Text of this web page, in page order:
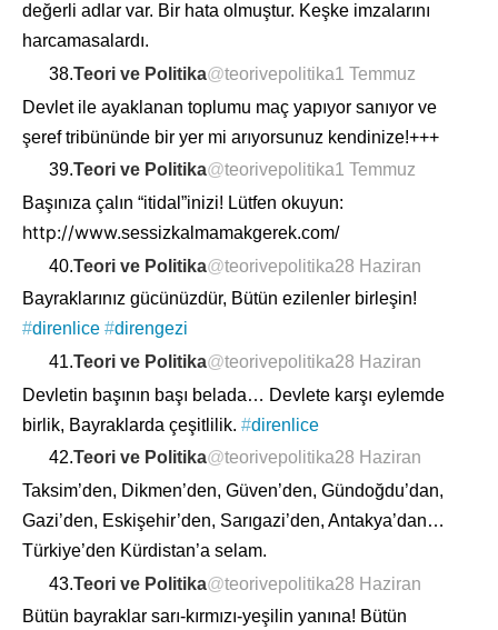
değerli adlar var. Bir hata olmuştur. Keşke imzalarını
harcamasalardı.
38.Teori ve Politika@teorivepolitika1 Temmuz
Devlet ile ayaklanan toplumu maç yapıyor sanıyor ve
şeref tribününde bir yer mi arıyorsunuz kendinize!+++
39.Teori ve Politika@teorivepolitika1 Temmuz
Başınıza çalın “itidal”inizi! Lütfen okuyun:
http://www.sessizkalmamakgerek.com/
40.Teori ve Politika@teorivepolitika28 Haziran
Bayraklarınız gücünüzdür, Bütün ezilenler birleşin!
#direnlice #direngezi
41.Teori ve Politika@teorivepolitika28 Haziran
Devletin başının başı belada… Devlete karşı eylemde
birlik, Bayraklarda çeşitlilik. #direnlice
42.Teori ve Politika@teorivepolitika28 Haziran
Taksim’den, Dikmen’den, Güven’den, Gündoğdu’dan,
Gazi’den, Eskişehir’den, Sarıgazi’den, Antakya’dan…
Türkiye’den Kürdistan’a selam.
43.Teori ve Politika@teorivepolitika28 Haziran
Bütün bayraklar sarı-kırmızı-yeşilin yanına! Bütün